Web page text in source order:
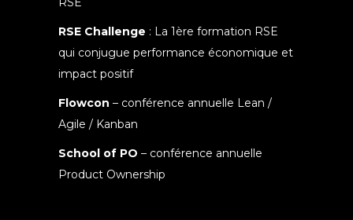
RSE Challenge : La 1ère formation RSE
qui conjugue performance économique et
impact positif
Flowcon – conférence annuelle Lean /
Agile / Kanban
School of PO – conférence annuelle
Product Ownership